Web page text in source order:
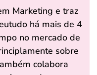
Marketing e traz
há mais de 4
no mercado de
sobre
colabora